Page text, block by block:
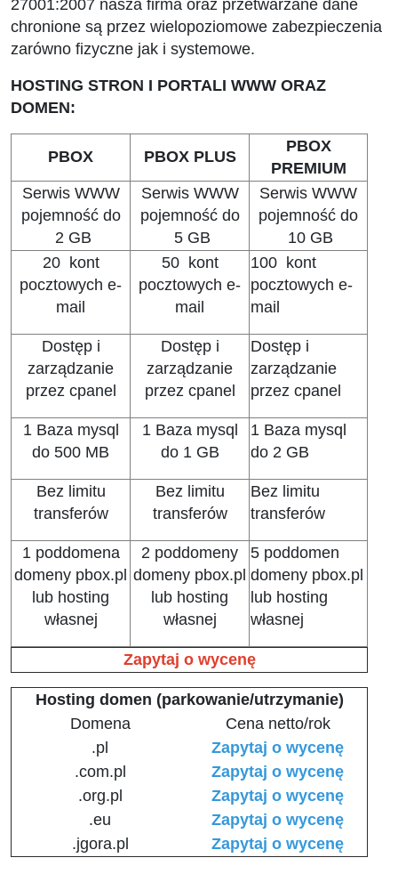
27001:2007 nasza firma oraz przetwarzane dane
chronione są przez wielopoziomowe zabezpieczenia
zarówno fizyczne jak i systemowe.
HOSTING STRON I PORTALI WWW ORAZ
DOMEN:
PBOX PBOX PLUS
PBOX
PREMIUM
Serwis WWW
pojemność do
2 GB
Serwis WWW
pojemność do
5 GB
Serwis WWW
pojemność do
10 GB
20 kont
pocztowych e-
mail
50 kont
pocztowych e-
mail
100 kont
pocztowych e-
mail
Dostęp i
zarządzanie
przez cpanel
Dostęp i
zarządzanie
przez cpanel
Dostęp i
zarządzanie
przez cpanel
1 Baza mysql
do 500 MB
1 Baza mysql
do 1 GB
1 Baza mysql
do 2 GB
Bez limitu
transferów
Bez limitu
transferów
Bez limitu
transferów
1 poddomena
domeny pbox.pl
lub hosting
własnej
2 poddomeny
domeny pbox.pl
lub hosting
własnej
5 poddomen
domeny pbox.pl
lub hosting
własnej
Zapytaj o wycenę
Hosting domen (parkowanie/utrzymanie)
Domena
Cena netto/rok
.pl
Zapytaj o wycenę
.com.pl
Zapytaj o wycenę
.org.pl
Zapytaj o wycenę
.eu
Zapytaj o wycenę
.jgora.pl
Zapytaj o wycenę